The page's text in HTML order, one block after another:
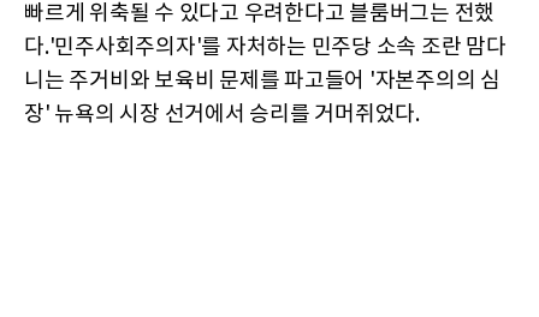
빠르게 위축될 수 있다고 우려한다고 블룸버그는 전했
다.'민주사회주의자'를 자처하는 민주당 소속 조란 맘다
니는 주거비와 보육비 문제를 파고들어 '자본주의의 심
장' 뉴욕의 시장 선거에서 승리를 거머쥐었다.